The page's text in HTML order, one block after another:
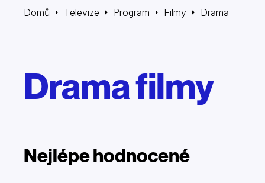
Domů Televize Program Filmy Drama
Drama filmy
Nejlépe hodnocené